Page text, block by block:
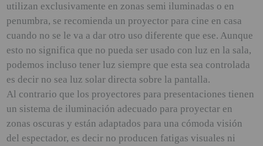
GENERADORES PORTÁTILES
NOVEDADES
NUESTRAS MARCAS
PANDORA BOX
PANTALLAS DE
PROYECCION ALR
PHOTO BOOTH 360
Recordarme ¿Olvidates la contraseña?recordar aquí
ENTRAR
Creando una cuenta en proyectorbarato.com podrás realizar tus
pedidos cómodamente, consultar el estado de tus pedidos y
operaciones realizadas con anterioridad.
Si tienes cualquier duda durante el proceso de registro puede
contactarnos al 951102122, estaremos encantados de atenderte.
REGISTRO CLIENTE
ÁREA DE CLIENTES
· Regístrate y aprovecha los descuentos y ventajas de ser
Profesional del sector.
· Unete a nuestra familia de profesionales, y aprovecha nuestras
tarifas.
REGISTRO PROFESIONAL
utilizan exclusivamente en zonas semi iluminadas o en
penumbra, se recomienda un proyector para cine en casa
cuando no se le va a dar otro uso diferente que ese. Aunque
esto no significa que no pueda ser usado con luz en la sala,
podemos incluso tener luz siempre que esta sea controlada
es decir no sea luz solar directa sobre la pantalla.
Al contrario que los proyectores para presentaciones tienen
un sistema de iluminación adecuado para proyectar en
zonas oscuras y están adaptados para una cómoda visión
del espectador, es decir no producen fatigas visuales ni